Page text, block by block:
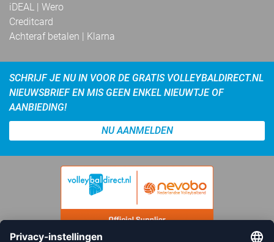
iDEAL | Wero
Creditcard
Achteraf betalen | Klarna
SCHRIJF JE NU IN VOOR DE GRATIS VOLLEYBALDIRECT.NL
NIEUWSBRIEF EN MIS GEEN ENKEL NIEUWTJE OF
AANBIEDING!
NU AANMELDEN